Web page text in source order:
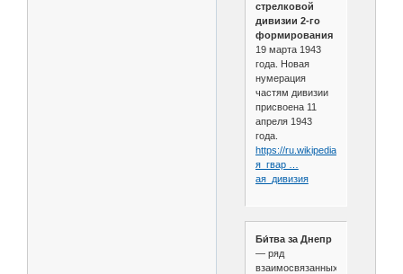
стрелковой
дивизии 2-го
формирования
19 марта 1943
года. Новая
нумерация
частям дивизии
присвоена 11
апреля 1943
года.
https://ru.wikipedia.org/wiki/82-
я_гвар …
ая_дивизия
Би́тва за Днепр
— ряд
взаимосвязанных